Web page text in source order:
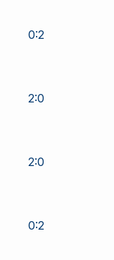
0:2
2:0
2:0
0:2